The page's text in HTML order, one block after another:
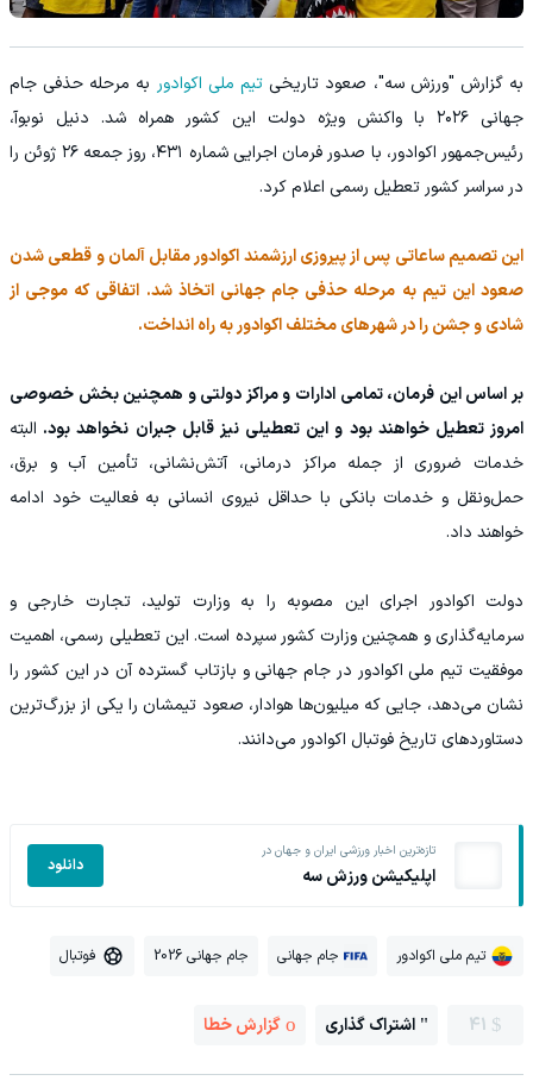
به گزارش "ورزش سه"، صعود تاریخی تیم ملی اکوادور به مرحله حذفی جام
جهانی ۲۰۲۶ با واکنش ویژه دولت این کشور همراه شد. دنیل نوبوآ،
رئیس‌جمهور اکوادور، با صدور فرمان اجرایی شماره ۴۳۱، روز جمعه ۲۶ ژوئن را
در سراسر کشور تعطیل رسمی اعلام کرد.
این تصمیم ساعاتی پس از پیروزی ارزشمند اکوادور مقابل آلمان و قطعی شدن
صعود این تیم به مرحله حذفی جام جهانی اتخاذ شد. اتفاقی که موجی از
شادی و جشن را در شهرهای مختلف اکوادور به راه انداخت.
بر اساس این فرمان، تمامی ادارات و مراکز دولتی و همچنین بخش خصوصی
امروز تعطیل خواهند بود و این تعطیلی نیز قابل جبران نخواهد بود. البته
خدمات ضروری از جمله مراکز درمانی، آتش‌نشانی، تأمین آب و برق،
حمل‌ونقل و خدمات بانکی با حداقل نیروی انسانی به فعالیت خود ادامه
خواهند داد.
دولت اکوادور اجرای این مصوبه را به وزارت تولید، تجارت خارجی و
سرمایه‌گذاری و همچنین وزارت کشور سپرده است. این تعطیلی رسمی، اهمیت
موفقیت تیم ملی اکوادور در جام جهانی و بازتاب گسترده آن در این کشور را
نشان می‌دهد، جایی که میلیون‌ها هوادار، صعود تیمشان را یکی از بزرگ‌ترین
دستاوردهای تاریخ فوتبال اکوادور می‌دانند.
تازه‌ترین اخبار ورزشی ایران و جهان در
اپلیکیشن ورزش سه دانلود
تیم ملی اکوادور جام جهانی جام جهانی 2026 فوتبال
41 اشتراک گذاری گزارش خطا